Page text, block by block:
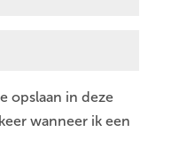
opslaan in deze
wanneer ik een